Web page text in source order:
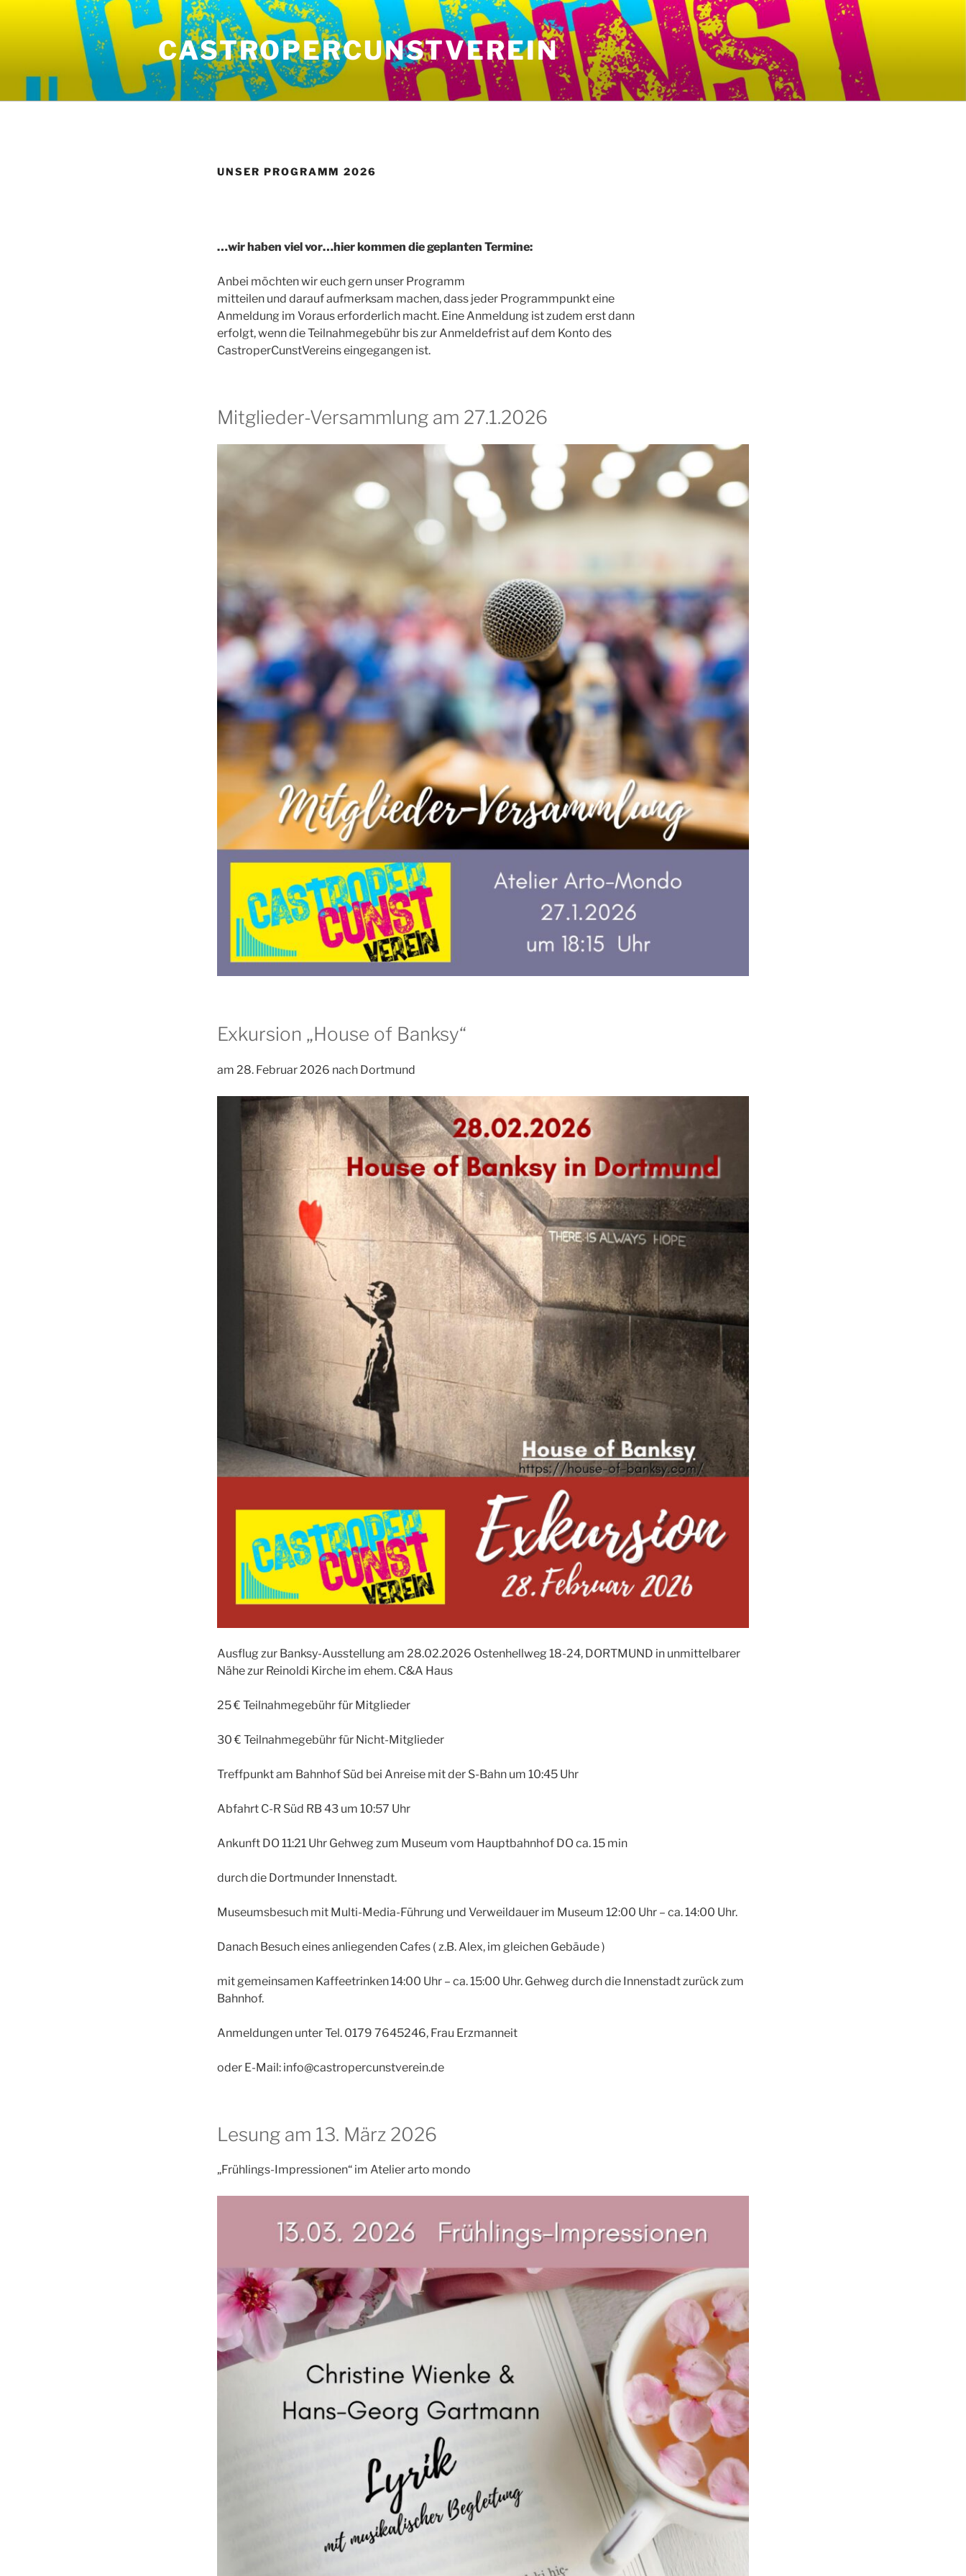
CASTROPERCUNSTVEREIN
UNSER PROGRAMM 2026
…wir haben viel vor…hier kommen die geplanten Termine:
Anbei möchten wir euch gern unser Programm
mitteilen und darauf aufmerksam machen, dass jeder Programmpunkt eine
Anmeldung im Voraus erforderlich macht. Eine Anmeldung ist zudem erst dann
erfolgt, wenn die Teilnahmegebühr bis zur Anmeldefrist auf dem Konto des
CastroperCunstVereins eingegangen ist.
Mitglieder-Versammlung am 27.1.2026
Exkursion „House of Banksy“
am 28. Februar 2026 nach Dortmund
Ausflug zur Banksy-Ausstellung am 28.02.2026 Ostenhellweg 18-24, DORTMUND in unmittelbarer
Nähe zur Reinoldi Kirche im ehem. C&A Haus
25 € Teilnahmegebühr für Mitglieder
30 € Teilnahmegebühr für Nicht-Mitglieder
Treffpunkt am Bahnhof Süd bei Anreise mit der S-Bahn um 10:45 Uhr
Abfahrt C-R Süd RB 43 um 10:57 Uhr
Ankunft DO 11:21 Uhr Gehweg zum Museum vom Hauptbahnhof DO ca. 15 min
durch die Dortmunder Innenstadt.
Museumsbesuch mit Multi-Media-Führung und Verweildauer im Museum 12:00 Uhr – ca. 14:00 Uhr.
Danach Besuch eines anliegenden Cafes ( z.B. Alex, im gleichen Gebäude )
mit gemeinsamen Kaffeetrinken 14:00 Uhr – ca. 15:00 Uhr. Gehweg durch die Innenstadt zurück zum
Bahnhof.
Anmeldungen unter Tel. 0179 7645246, Frau Erzmanneit
oder E-Mail: info@castropercunstverein.de
Lesung am 13. März 2026
„Frühlings-Impressionen“ im Atelier arto mondo